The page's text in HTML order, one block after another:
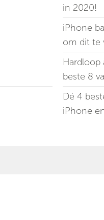
in 2020!
iPhone
om dit te
Hardloop
beste 8
Dé 4
iPhone